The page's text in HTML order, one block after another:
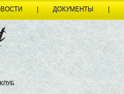
| ДОКУМЕНТЫ |